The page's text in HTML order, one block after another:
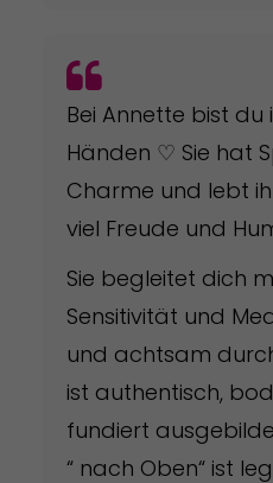
Bei Annette bist du
Händen ♡ Sie hat
Charme und lebt
viel Freude und
Sie begleitet dich
Sensitivität und
und achtsam
ist authentisch,
fundiert
“ nach Oben“ ist